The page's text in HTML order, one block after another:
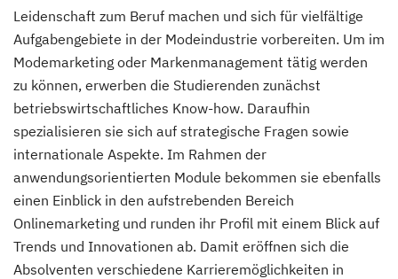
Leidenschaft zum Beruf machen und sich für vielfältige
Aufgabengebiete in der Modeindustrie vorbereiten. Um im
Modemarketing oder Markenmanagement tätig werden
zu können, erwerben die Studierenden zunächst
betriebswirtschaftliches Know-how. Daraufhin
spezialisieren sie sich auf strategische Fragen sowie
internationale Aspekte. Im Rahmen der
anwendungsorientierten Module bekommen sie ebenfalls
einen Einblick in den aufstrebenden Bereich
Onlinemarketing und runden ihr Profil mit einem Blick auf
Trends und Innovationen ab. Damit eröffnen sich die
Absolventen verschiedene Karrieremöglichkeiten in